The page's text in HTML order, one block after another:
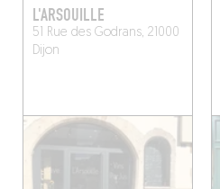
L'ARSOUILLE
51 Rue des Godrans, 21000
Dijon